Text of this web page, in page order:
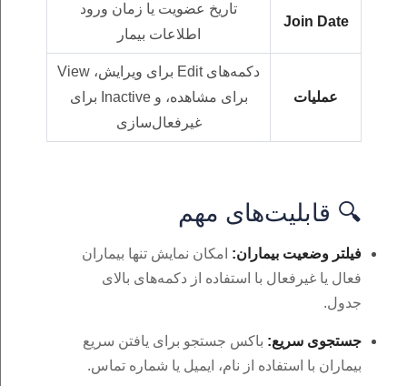
Join Date
تاریخ عضویت یا زمان ورود
اطلاعات بیمار
عملیات
دکمه‌های Edit برای ویرایش، View
برای مشاهده، و Inactive برای
غیرفعال‌سازی
🔍 قابلیت‌های مهم
فیلتر وضعیت بیماران: امکان نمایش تنها بیماران
فعال یا غیرفعال با استفاده از دکمه‌های بالای
جدول.
جستجوی سریع: باکس جستجو برای یافتن سریع
بیماران با استفاده از نام، ایمیل یا شماره تماس.